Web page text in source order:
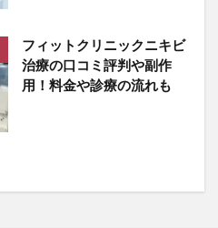
フィットクリニックニキビ
治療の口コミ評判や副作
用！料金や診療の流れも